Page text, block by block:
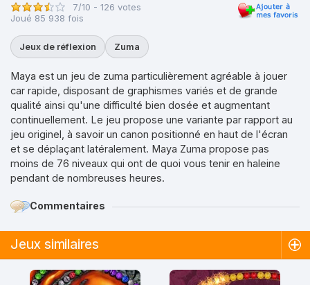
7/10 - 126 votes
Joué 85 938 fois
Jeux de réflexion Zuma
Maya est un jeu de zuma particulièrement agréable à jouer
car rapide, disposant de graphismes variés et de grande
qualité ainsi qu'une difficulté bien dosée et augmentant
continuellement. Le jeu propose une variante par rapport au
jeu originel, à savoir un canon positionné en haut de l'écran
et se déplaçant latéralement. Maya Zuma propose pas
moins de 76 niveaux qui ont de quoi vous tenir en haleine
pendant de nombreuses heures.
Commentaires
Jeux similaires